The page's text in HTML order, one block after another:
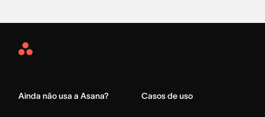
Asana
Ainda não usa a Asana? Casos de uso